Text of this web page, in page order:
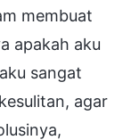
membuat
apakah aku
sangat
agar